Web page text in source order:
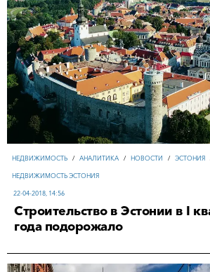
НЕДВИЖИМОСТЬ / АНАЛИТИКА / НОВОСТИ / ЭСТОНИЯ
НЕДВИЖИМОСТЬ ЭСТОНИЯ
22-04-2018, 14:56
Строительство в Эстонии в I
года подорожало